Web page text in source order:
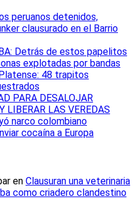
peruanos detenidos,
clausurado en el Barrio
Detrás de estos papelitos
explotadas por bandas
48 trapitos
PARA DESALOJAR
LIBERAR LAS VEREDAS
narco colombiano
cocaína a Europa
en Clausuran una veterinaria
como criadero clandestino